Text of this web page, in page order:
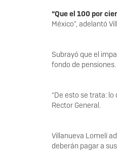
“Que el 100 por
México”, adelantó
Subrayó que el
fondo de pensiones.
“De esto se trata:
Rector General.
Villanueva Lomelí
deberán pagar a